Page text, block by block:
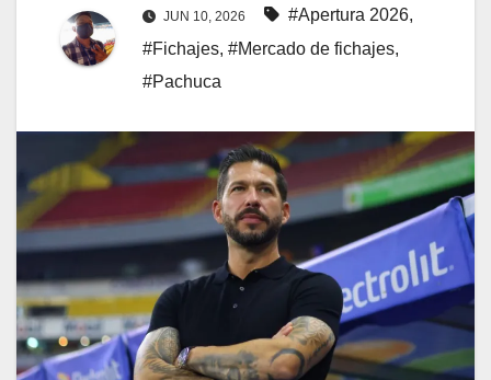
JUN 10, 2026 #Apertura 2026,
#Fichajes, #Mercado de fichajes,
#Pachuca